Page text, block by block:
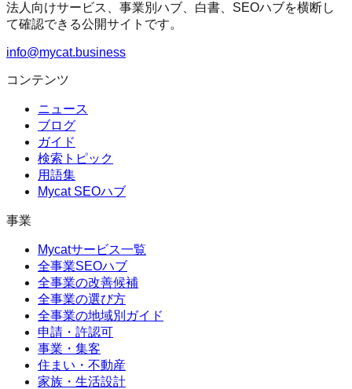
法人向けサービス、事業別ハブ、白書、SEOハブを横断し
て確認できる公開サイトです。
info@mycat.business
コンテンツ
ニュース
ブログ
ガイド
検索トピック
用語集
Mycat SEOハブ
事業
Mycatサービス一覧
全事業SEOハブ
全事業の改善候補
全事業の選び方
全事業の地域別ガイド
申請・許認可
事業・集客
住まい・不動産
家族・生活設計